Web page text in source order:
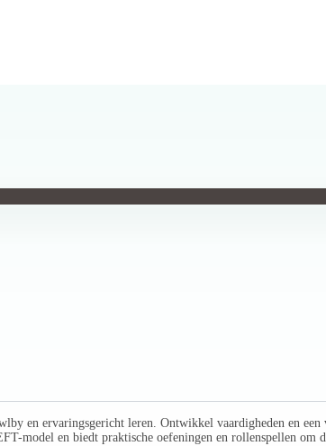
en ervaringsgericht leren. Ontwikkel vaardigheden en een
model en biedt praktische oefeningen en rollenspellen om